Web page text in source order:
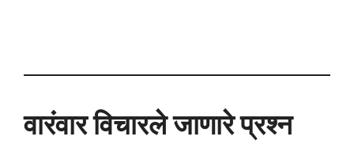
वारंवार विचारले जाणारे प्रश्न